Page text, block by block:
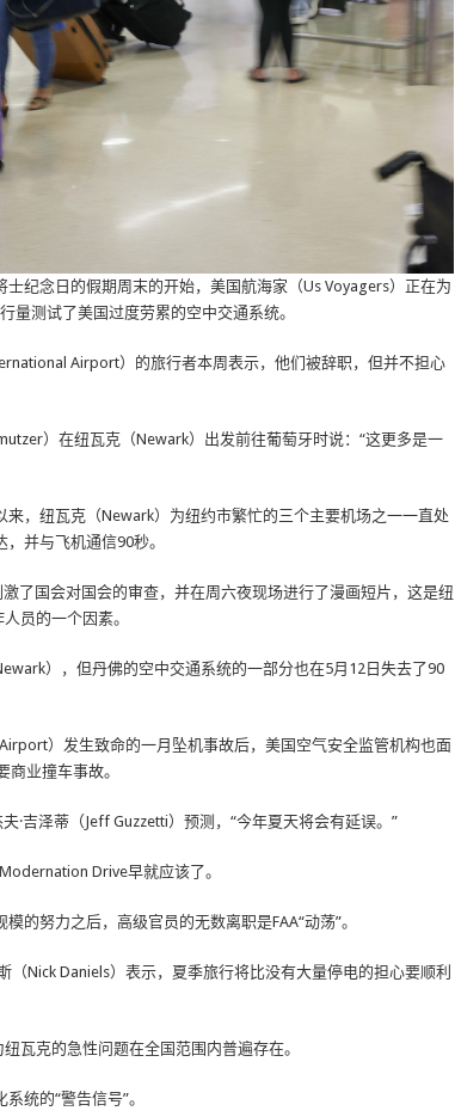
纪念日的假期周末的开始，美国航海家（Us Voyagers）正在为
测试了美国过度劳累的空中交通系统。
Airport）的旅行者本周表示，他们被辞职，但并不担心
）在纽瓦克（Newark）出发前往葡萄牙时说：“这更多是一
，纽瓦克（Newark）为纽约市繁忙的三个主要机场之一一直处
并与飞机通信90秒。
了国会对国会的审查，并在周六夜现场进行了漫画短片，这是纽
员的一个因素。
），但丹佛的空中交通系统的一部分也在5月12日失去了90
）发生致命的一月坠机事故后，美国空气安全监管机构也面
业撞车事故。
·吉泽蒂（Jeff Guzzetti）预测，“今年夏天将会有延误。”
Drive早就应该了。
的努力之后，高级官员的无数离职是FAA“动荡”。
（Nick Daniels）表示，夏季旅行将比没有大量停电的担心要顺利
瓦克的急性问题在全国范围内普遍存在。
统的“警告信号”。